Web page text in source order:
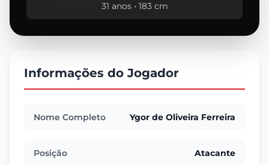
31 anos • 183 cm
Informações do Jogador
Nome Completo Ygor de Oliveira Ferreira
Posição Atacante